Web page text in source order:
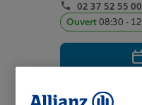
02 37 52 55 00
Ouvert08:30 -